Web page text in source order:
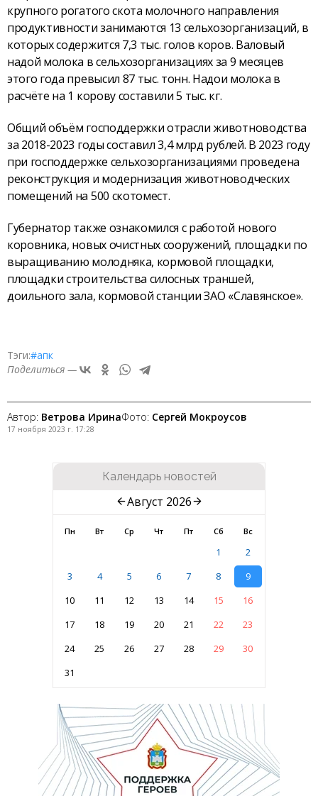
крупного рогатого скота молочного направления
продуктивности занимаются 13 сельхозорганизаций, в
которых содержится 7,3 тыс. голов коров. Валовый
надой молока в сельхозорганизациях за 9 месяцев
этого года превысил 87 тыс. тонн. Надои молока в
расчёте на 1 корову составили 5 тыс. кг.
Общий объём господдержки отрасли животноводства
за 2018-2023 годы составил 3,4 млрд рублей. В 2023 году
при господдержке сельхозорганизациями проведена
реконструкция и модернизация животноводческих
помещений на 500 скотомест.
Губернатор также ознакомился с работой нового
коровника, новых очистных сооружений, площадки по
выращиванию молодняка, кормовой площадки,
площадки строительства силосных траншей,
доильного зала, кормовой станции ЗАО «Славянское».
Тэги:#апк
Поделиться —
Автор: Ветрова ИринаФото: Сергей Мокроусов
17 ноября 2023 г. 17:28
Календарь новостей
Август 2026
Пн Вт Ср Чт Пт Сб Вс
1
2
3
4 5 6 7 8
9
10
11 12 13 14 15
16
17
18 19 20 21 22
23
24
25 26 27 28 29
30
31